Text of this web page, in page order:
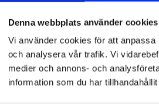
Denna webbplats använder cookies
Vi använder cookies för att
och analysera vår trafik. Vi
medier och annons- och
information som du har